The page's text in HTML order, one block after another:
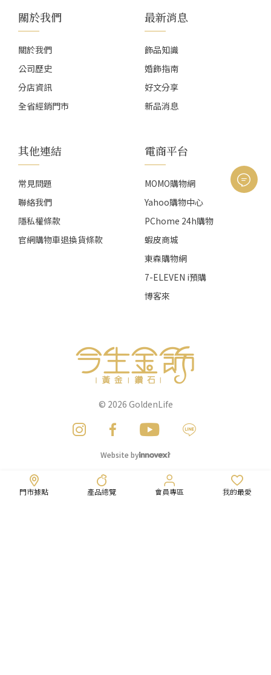
門市據點 產品總覽 會員專區 我的最愛
關於我們
關於我們
公司歷史
分店資訊
全省經銷門市
最新消息
飾品知識
婚飾指南
好文分享
新品消息
其他連結
常見問題
聯絡我們
隱私權條款
官網購物車退換貨條款
電商平台
MOMO購物網
Yahoo購物中心
PChome 24h購物
蝦皮商城
東森購物網
7-ELEVEN i預購
博客來
© 2026 GoldenLife
Website by